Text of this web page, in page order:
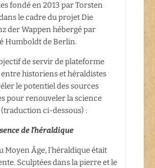
fondé en 2013 par Torsten
le cadre du projet Die
der Wappen hébergé par
Humboldt de Berlin.
de servir de plateforme
entre historiens et héraldistes
le potentiel des sources
pour renouveler la science
ci-dessous) :
de l’héraldique
Moyen Âge, l’héraldique était
Sculptées dans la pierre et le